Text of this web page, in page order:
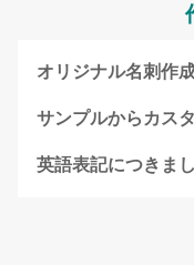
オリジナル名刺作
サンプルからカス
英語表記につきま